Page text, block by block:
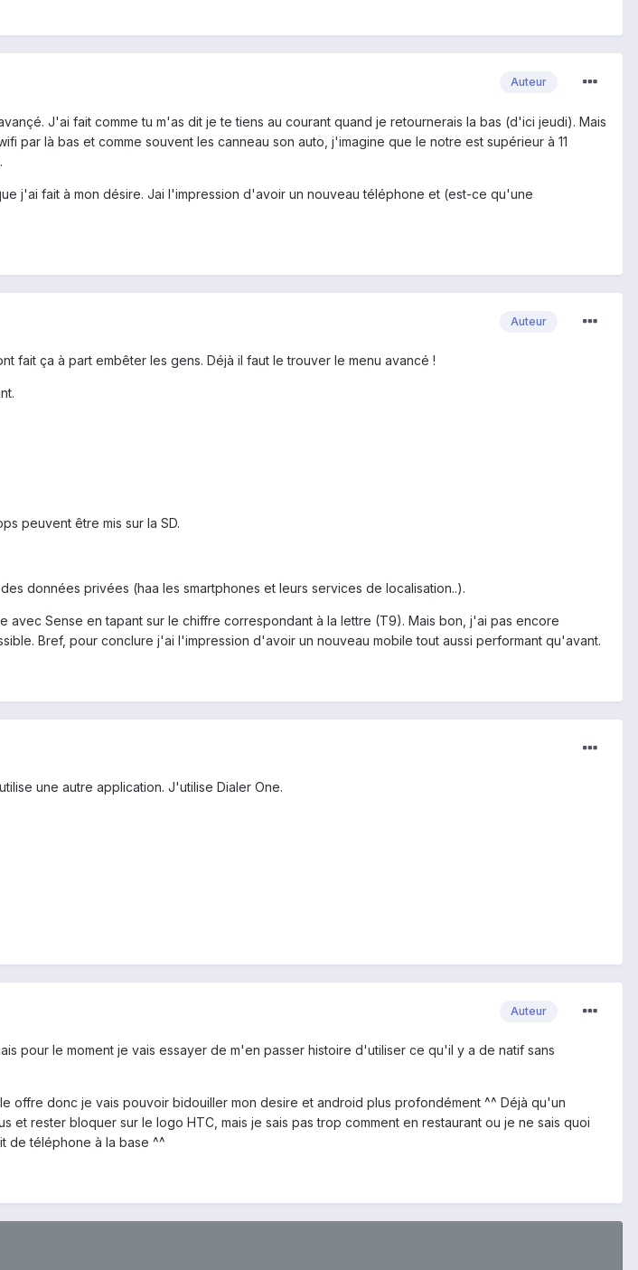
Auteur
J'ai fait comme tu m'as dit je te tiens au courant quand je retournerais la bas (d'ici jeudi). Mais
par là bas et comme souvent les canneau son auto, j'imagine que le notre est supérieur à 11
j'ai fait à mon désire. Jai l'impression d'avoir un nouveau téléphone et (est-ce qu'une
Auteur
fait ça à part embêter les gens. Déjà il faut le trouver le menu avancé !
peuvent être mis sur la SD.
données privées (haa les smartphones et leurs services de localisation..).
avec Sense en tapant sur le chiffre correspondant à la lettre (T9). Mais bon, j'ai pas encore
Bref, pour conclure j'ai l'impression d'avoir un nouveau mobile tout aussi performant qu'avant.
une autre application. J'utilise Dialer One.
Auteur
pour le moment je vais essayer de m'en passer histoire d'utiliser ce qu'il y a de natif sans
offre donc je vais pouvoir bidouiller mon desire et android plus profondément ^^ Déjà qu'un
rester bloquer sur le logo HTC, mais je sais pas trop comment en restaurant ou je ne sais quoi
de téléphone à la base ^^